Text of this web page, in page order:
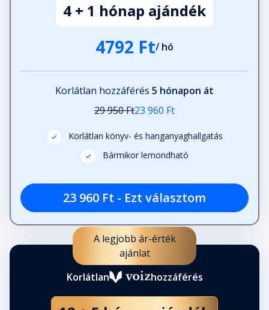
32. A kegyúr
Fejezet hossza: 00:17:23
36. Az oroszlán
Fejezet hossza: 00:27:33
Fejezet hossza: 00:39:00
4 + 1 hónap ajándék
4792 Ft/ hó
Korlátlan hozzáférés 5 hónapon át
29 950 Ft23 960 Ft
Korlátlan könyv- és hanganyaghallgatás
Bármikor lemondható
23 960 Ft - Ezt választom
A legjobb ár-érték
ajánlat
Korlátlan
hozzáférés